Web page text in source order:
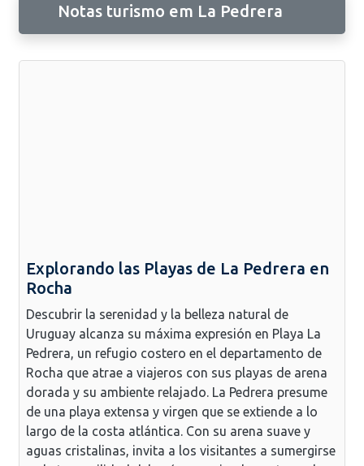
Notas turismo em La Pedrera
Explorando las Playas de La Pedrera en
Rocha
Descubrir la serenidad y la belleza natural de
Uruguay alcanza su máxima expresión en Playa La
Pedrera, un refugio costero en el departamento de
Rocha que atrae a viajeros con sus playas de arena
dorada y su ambiente relajado. La Pedrera presume
de una playa extensa y virgen que se extiende a lo
largo de la costa atlántica. Con su arena suave y
aguas cristalinas, invita a los visitantes a sumergirse